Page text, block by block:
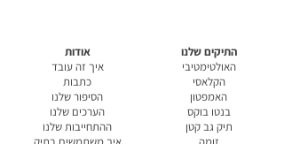
אודות
איך זה עובד
כתבות
הסיפור שלנו
הערכים שלנו
ההתחייבות שלנו
איך משתמשים בתיק
התיקים שלנו
האולטימטיבי
הקלאסי
האמפטון
בנטו בוקס
תיק גב קטן
זומה